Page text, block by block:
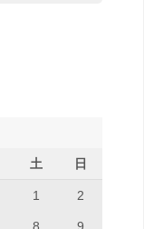
土 日
1 2